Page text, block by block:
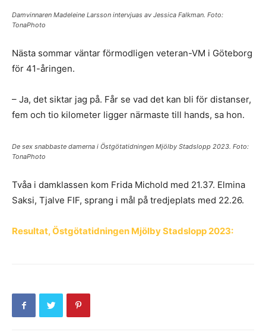
Damvinnaren Madeleine Larsson intervjuas av Jessica Falkman. Foto:
TonaPhoto
Nästa sommar väntar förmodligen veteran-VM i Göteborg
för 41-åringen.
– Ja, det siktar jag på. Får se vad det kan bli för distanser,
fem och tio kilometer ligger närmaste till hands, sa hon.
De sex snabbaste damerna i Östgötatidningen Mjölby Stadslopp 2023. Foto:
TonaPhoto
Tvåa i damklassen kom Frida Michold med 21.37. Elmina
Saksi, Tjalve FIF, sprang i mål på tredjeplats med 22.26.
Resultat, Östgötatidningen Mjölby Stadslopp 2023: